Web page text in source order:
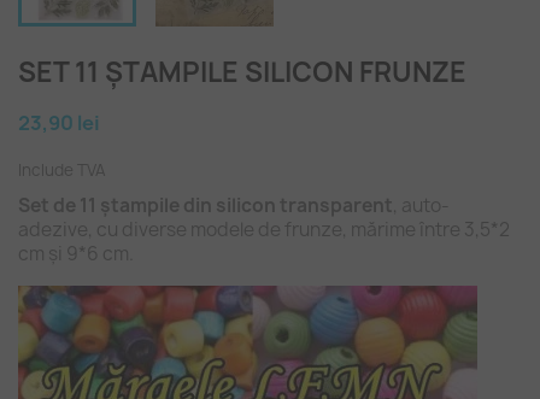
SET 11 ȘTAMPILE SILICON FRUNZE
23,90 lei
Include TVA
Set de 11 ștampile din silicon transparent, auto-
adezive, cu diverse modele de frunze, mărime între 3,5*2
cm și 9*6 cm.